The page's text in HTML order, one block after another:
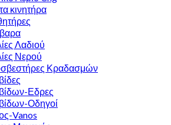
κινητήρα
Λαδιού
Νερού
Κραδασμών
Εδρες
Οδηγοί
Vanos